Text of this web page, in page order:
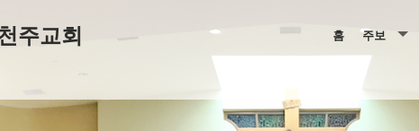
주교회
홈 주보